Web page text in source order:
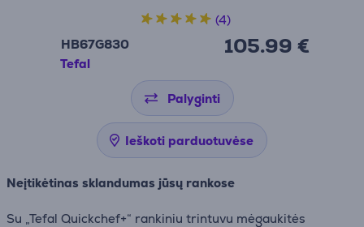
HB67G830
Tefal
105.99 €
(4)
Palyginti
Ieškoti parduotuvėse
Neįtikėtinas sklandumas jūsų rankose
Su „Tefal Quickchef+“ rankiniu trintuvu mėgaukitės